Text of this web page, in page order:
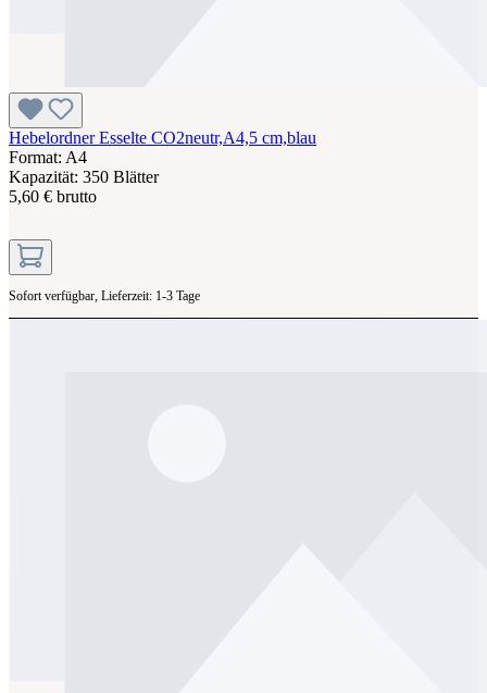
Hebelordner Esselte CO2neutr,A4,5 cm,blau
Format: A4
Kapazität: 350 Blätter
5,60 € brutto
Sofort verfügbar, Lieferzeit: 1-3 Tage